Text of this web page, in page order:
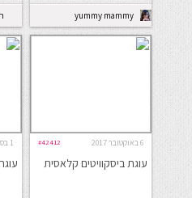
yummy mammy
6 באוקטובר 2017 #42412
עוגת ביסקוויטים קלאסית
1 בספטמבר 2016